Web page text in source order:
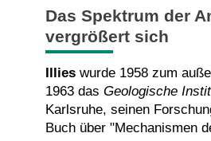
Das Spektrum der
vergrößert sich
Illies wurde 1958 zum
1963 das Geologische
Karlsruhe, seinen
Buch über "Mechanismen